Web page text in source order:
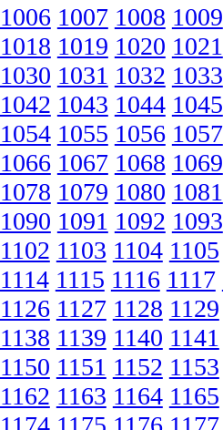
1006 1007 1008 1009
1018 1019 1020 1021
1030 1031 1032 1033
1042 1043 1044 1045
1054 1055 1056 1057
1066 1067 1068 1069
1078 1079 1080 1081
1090 1091 1092 1093
1102 1103 1104 1105
1114 1115 1116 1117
1126 1127 1128 1129
1138 1139 1140 1141
1150 1151 1152 1153
1162 1163 1164 1165